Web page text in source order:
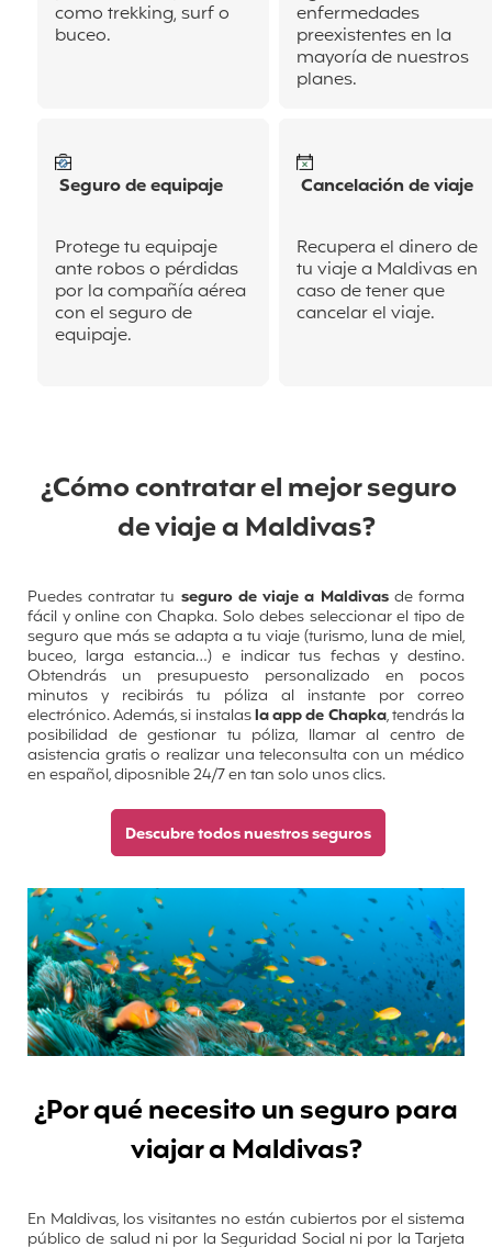
como trekking, surf o
buceo.
enfermedades
preexistentes en la
mayoría de nuestros
planes.
Seguro de equipaje
Protege tu equipaje
ante robos o pérdidas
por la compañía aérea
con el seguro de
equipaje.
Cancelación de viaje
Recupera el dinero de
tu viaje a Maldivas en
caso de tener que
cancelar el viaje.
¿Cómo contratar el mejor seguro
de viaje a Maldivas?
Puedes contratar tu seguro de viaje a Maldivasde forma
fácil y online con Chapka. Solo debes seleccionar el tipo de
seguro que más se adapta a tu viaje (turismo, luna de miel,
buceo, larga estancia…) e indicar tus fechas y destino.
Obtendrás un presupuesto personalizado en pocos
minutos y recibirás tu póliza al instante por correo
electrónico. Además, si instalasla app de Chapka, tendrás la
posibilidad de gestionar tu póliza, llamar al centro de
asistencia gratis o realizar una teleconsulta con un médico
en español, diposnible 24/7 en tan solo unos clics.
Descubre todos nuestros seguros
¿Por qué necesito un seguro para
viajar a Maldivas?
En Maldivas, los visitantes no están cubiertos por el sistema
público de salud ni por la Seguridad Social ni por la Tarjeta